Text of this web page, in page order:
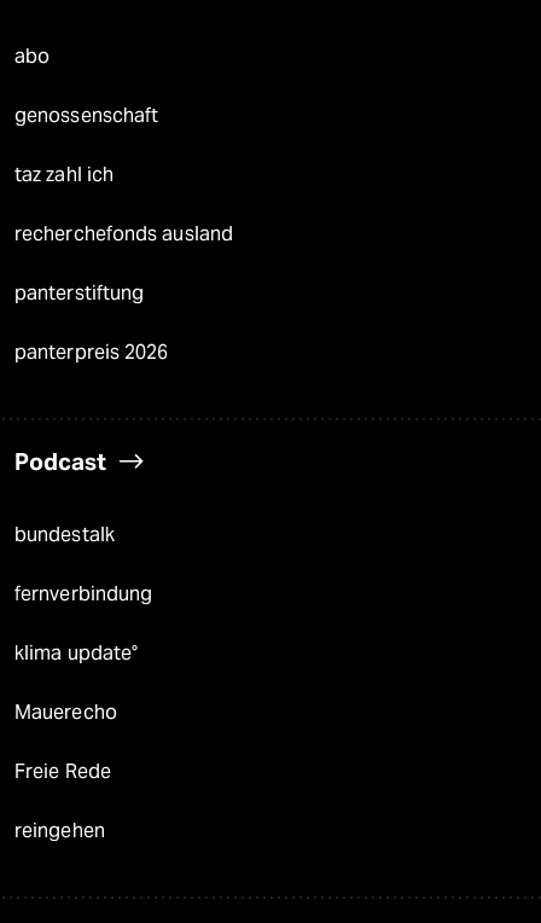
abo
genossenschaft
taz zahl ich
recherchefonds ausland
panterstiftung
panterpreis 2026
Podcast
bundestalk
fernverbindung
klima update°
Mauerecho
Freie Rede
reingehen